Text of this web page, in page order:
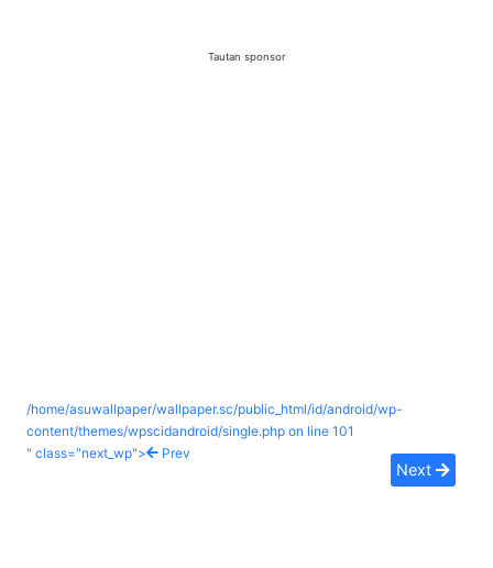
Tautan sponsor
/home/asuwallpaper/wallpaper.sc/public_html/id/android/wp-
content/themes/wpscidandroid/single.php on line 101
" class="next_wp">
Prev
Next